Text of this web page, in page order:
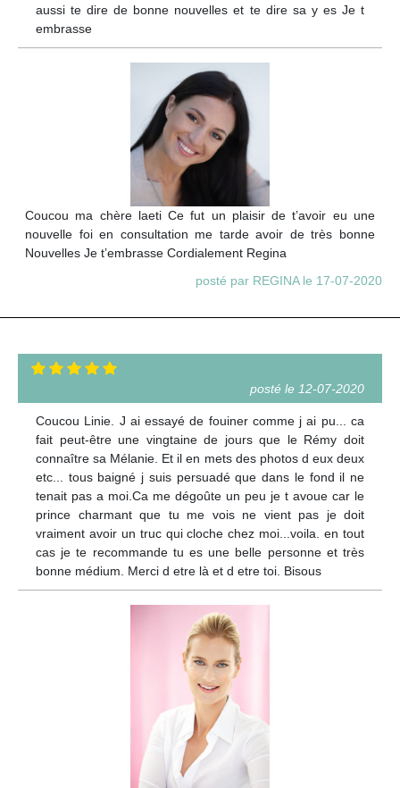
aussi te dire de bonne nouvelles et te dire sa y es Je t
embrasse
Coucou ma chère laeti Ce fut un plaisir de t’avoir eu une
nouvelle foi en consultation me tarde avoir de très bonne
Nouvelles Je t’embrasse Cordialement Regina
posté par REGINA le 17-07-2020
posté le 12-07-2020
Coucou Linie. J ai essayé de fouiner comme j ai pu... ca
fait peut-être une vingtaine de jours que le Rémy doit
connaître sa Mélanie. Et il en mets des photos d eux deux
etc... tous baigné j suis persuadé que dans le fond il ne
tenait pas a moi.Ca me dégoûte un peu je t avoue car le
prince charmant que tu me vois ne vient pas je doit
vraiment avoir un truc qui cloche chez moi...voila. en tout
cas je te recommande tu es une belle personne et très
bonne médium. Merci d etre là et d etre toi. Bisous